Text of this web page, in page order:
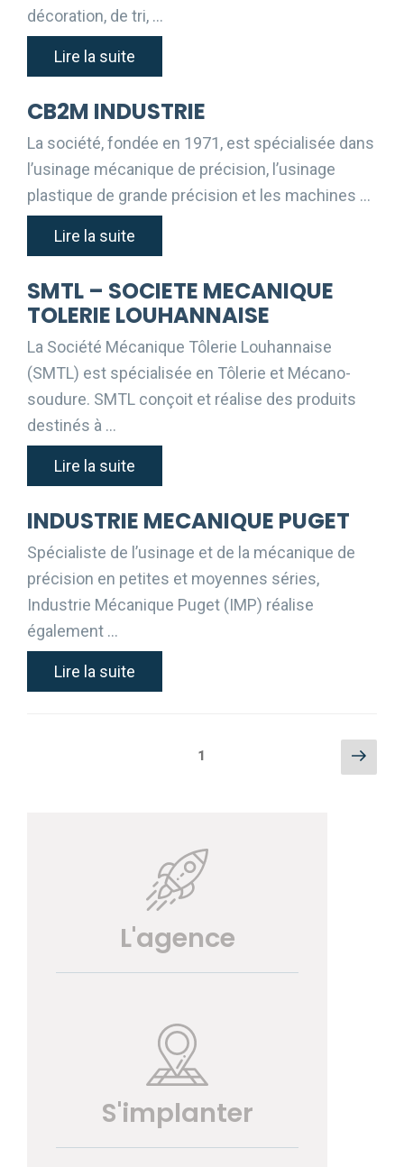
décoration, de tri, …
Lire la suite
CB2M INDUSTRIE
La société, fondée en 1971, est spécialisée dans
l’usinage mécanique de précision, l’usinage
plastique de grande précision et les machines …
Lire la suite
SMTL – SOCIETE MECANIQUE
TOLERIE LOUHANNAISE
La Société Mécanique Tôlerie Louhannaise
(SMTL) est spécialisée en Tôlerie et Mécano-
soudure. SMTL conçoit et réalise des produits
destinés à …
Lire la suite
INDUSTRIE MECANIQUE PUGET
Spécialiste de l’usinage et de la mécanique de
précision en petites et moyennes séries,
Industrie Mécanique Puget (IMP) réalise
également …
Lire la suite
1
Page
L'agence
S'implanter